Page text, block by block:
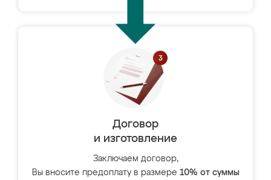
Договор
и изготовление
Заключаем договор,
Вы вносите предоплату в размере 10% от суммы